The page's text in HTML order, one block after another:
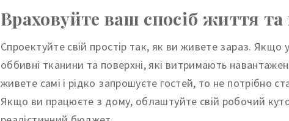
Враховуйте ваш спосіб життя
Спроектуйте свій простір так, як ви живете зараз.
оббивні тканини та поверхні, які витримають
живете самі і рідко запрошуєте гостей, то не потрібно
Якщо ви працюєте з дому, облаштуйте свій робочий